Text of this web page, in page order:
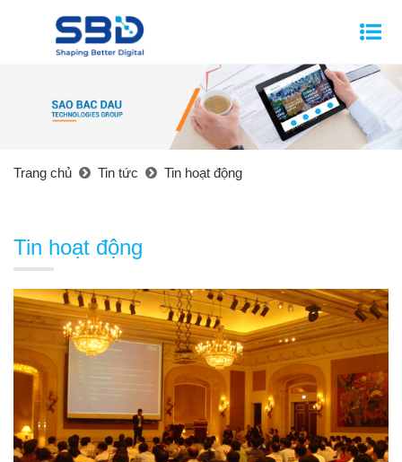
Trang chủ Tin tức Tin hoạt động
Tin hoạt động